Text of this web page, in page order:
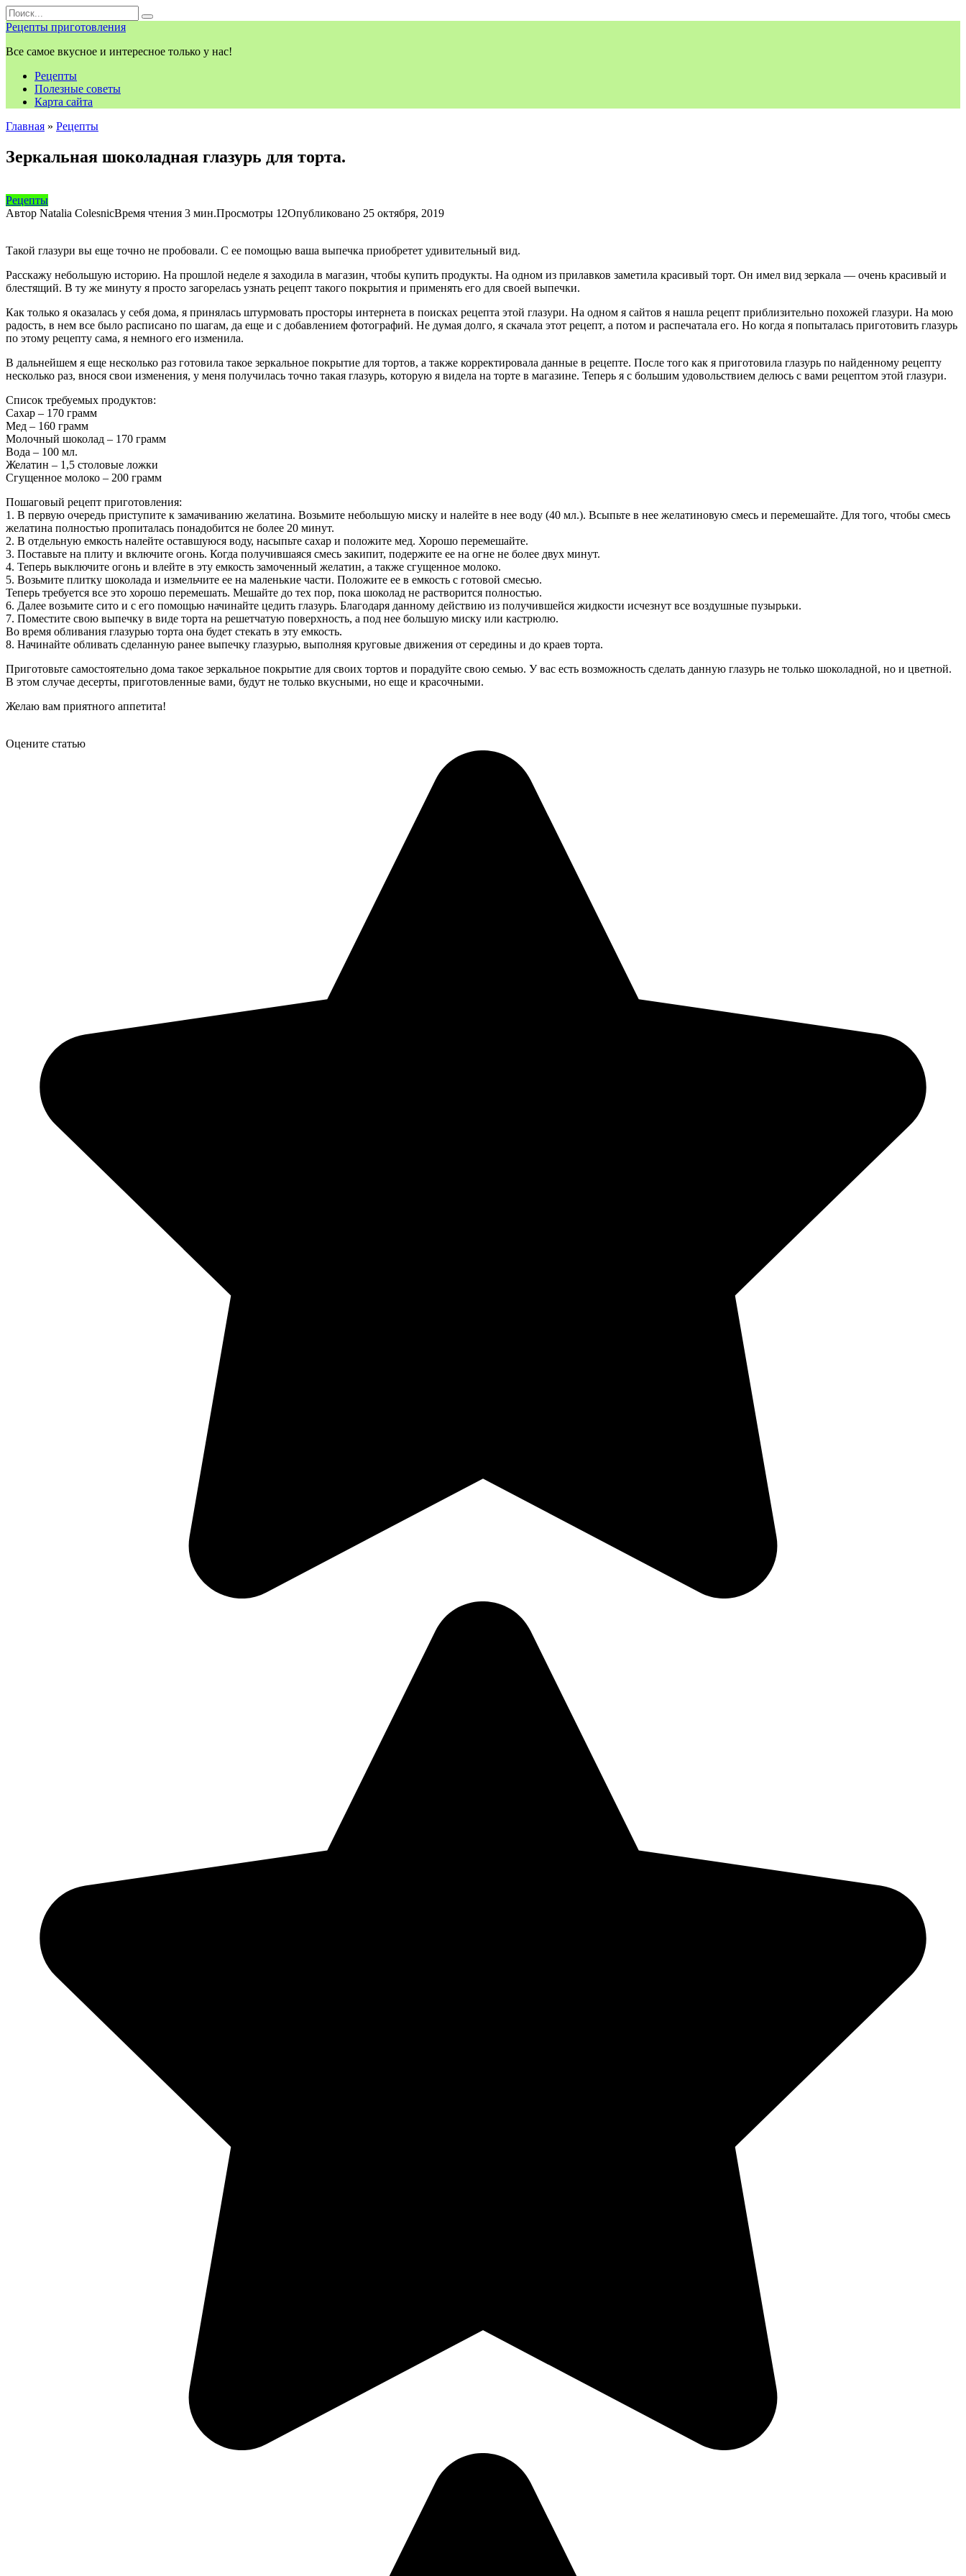
Перейти
к
контенту
Search
for:
Рецепты приготовления
Все самое вкусное и интересное только у нас!
Рецепты
Полезные советы
Карта сайта
Главная » Рецепты
Зеркальная шоколадная глазурь для торта.
Рецепты
Автор Natalia ColesnicВремя чтения 3 мин.Просмотры 12Опубликовано 25 октября, 2019
Такой глазури вы еще точно не пробовали. С ее помощью ваша выпечка приобретет удивительный вид.
Расскажу небольшую историю. На прошлой неделе я заходила в магазин, чтобы купить продукты. На одном из прилавков заметила красивый торт. Он имел вид зеркала — очень красивый и
блестящий. В ту же минуту я просто загорелась узнать рецепт такого покрытия и применять его для своей выпечки.
Как только я оказалась у себя дома, я принялась штурмовать просторы интернета в поисках рецепта этой глазури. На одном я сайтов я нашла рецепт приблизительно похожей глазури. На мою
радость, в нем все было расписано по шагам, да еще и с добавлением фотографий. Не думая долго, я скачала этот рецепт, а потом и распечатала его. Но когда я попыталась приготовить глазурь
по этому рецепту сама, я немного его изменила.
В дальнейшем я еще несколько раз готовила такое зеркальное покрытие для тортов, а также корректировала данные в рецепте. После того как я приготовила глазурь по найденному рецепту
несколько раз, внося свои изменения, у меня получилась точно такая глазурь, которую я видела на торте в магазине. Теперь я с большим удовольствием делюсь с вами рецептом этой глазури.
Список требуемых продуктов:
Сахар – 170 грамм
Мед – 160 грамм
Молочный шоколад – 170 грамм
Вода – 100 мл.
Желатин – 1,5 столовые ложки
Сгущенное молоко – 200 грамм
Пошаговый рецепт приготовления:
1. В первую очередь приступите к замачиванию желатина. Возьмите небольшую миску и налейте в нее воду (40 мл.). Всыпьте в нее желатиновую смесь и перемешайте. Для того, чтобы смесь
желатина полностью пропиталась понадобится не более 20 минут.
2. В отдельную емкость налейте оставшуюся воду, насыпьте сахар и положите мед. Хорошо перемешайте.
3. Поставьте на плиту и включите огонь. Когда получившаяся смесь закипит, подержите ее на огне не более двух минут.
4. Теперь выключите огонь и влейте в эту емкость замоченный желатин, а также сгущенное молоко.
5. Возьмите плитку шоколада и измельчите ее на маленькие части. Положите ее в емкость с готовой смесью.
Теперь требуется все это хорошо перемешать. Мешайте до тех пор, пока шоколад не растворится полностью.
6. Далее возьмите сито и с его помощью начинайте цедить глазурь. Благодаря данному действию из получившейся жидкости исчезнут все воздушные пузырьки.
7. Поместите свою выпечку в виде торта на решетчатую поверхность, а под нее большую миску или кастрюлю.
Во время обливания глазурью торта она будет стекать в эту емкость.
8. Начинайте обливать сделанную ранее выпечку глазурью, выполняя круговые движения от середины и до краев торта.
Приготовьте самостоятельно дома такое зеркальное покрытие для своих тортов и порадуйте свою семью. У вас есть возможность сделать данную глазурь не только шоколадной, но и цветной.
В этом случае десерты, приготовленные вами, будут не только вкусными, но еще и красочными.
Желаю вам приятного аппетита!
Оцените статью